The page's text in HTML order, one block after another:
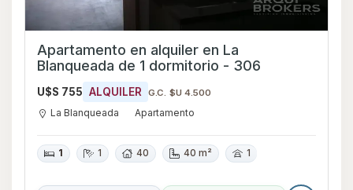
Apartamento en alquiler en La
Blanqueada de 1 dormitorio - 306
U$S 755 ALQUILER G.C. $U 4.500
La Blanqueada Apartamento
1 1 40 40 m² 1